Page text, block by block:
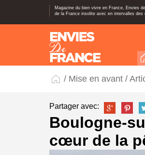
Magazine du bien vivre en France, Envies
de la France insolite avec en intervalles des
/ Mise en avant /
Partager avec:
Boulogne-
cœur de la